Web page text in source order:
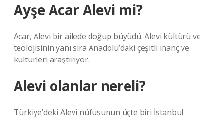
Ayşe Acar Alevi mi?
Acar, Alevi bir ailede doğup büyüdü. Alevi kültürü ve
teolojisinin yanı sıra Anadolu’daki çeşitli inanç ve
kültürleri araştırıyor.
Alevi olanlar nereli?
Türkiye’deki Alevi nüfusunun üçte biri İstanbul